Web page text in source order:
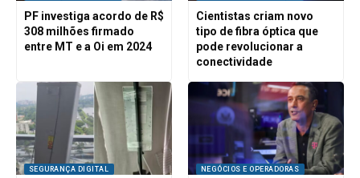
PF investiga acordo de R$
308 milhões firmado
entre MT e a Oi em 2024
Cientistas criam novo
tipo de fibra óptica que
pode revolucionar a
conectividade
SEGURANÇA DIGITAL NEGÓCIOS E OPERADORAS